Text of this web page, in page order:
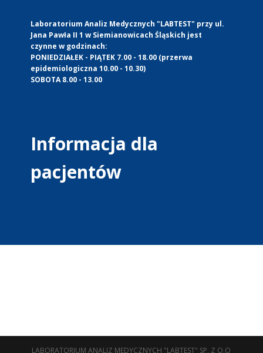
Laboratorium Analiz Medycznych "LABTEST" przy ul.
Jana Pawła II 1 w Siemianowicach Śląskich jest
czynne w godzinach:
PONIEDZIAŁEK - PIĄTEK 7.00 - 18.00 (przerwa
epidemiologiczna 10.00 - 10.30)
SOBOTA 8.00 - 13.00
Informacja dla
pacjentów
LABORATORIUM ANALIZ MEDYCZNYCH "LABTEST" SP. Z O.O